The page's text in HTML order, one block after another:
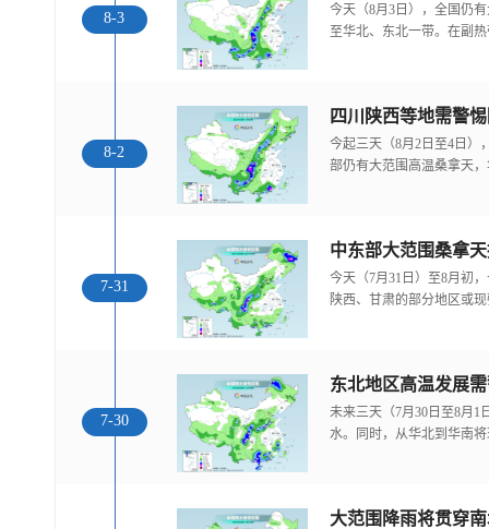
8-3
今天（8月3日），全国仍
至华北、东北一带。在副
8-2
今起三天（8月2日至4日）
部仍有大范围高温桑拿天
7-31
中东部大范围桑拿
今天（7月31日）至8月初
陕西、甘肃的部分地区或
7-30
东北地区高温发展
未来三天（7月30日至8月1
水。同时，从华北到华南
大范围降雨将贯穿